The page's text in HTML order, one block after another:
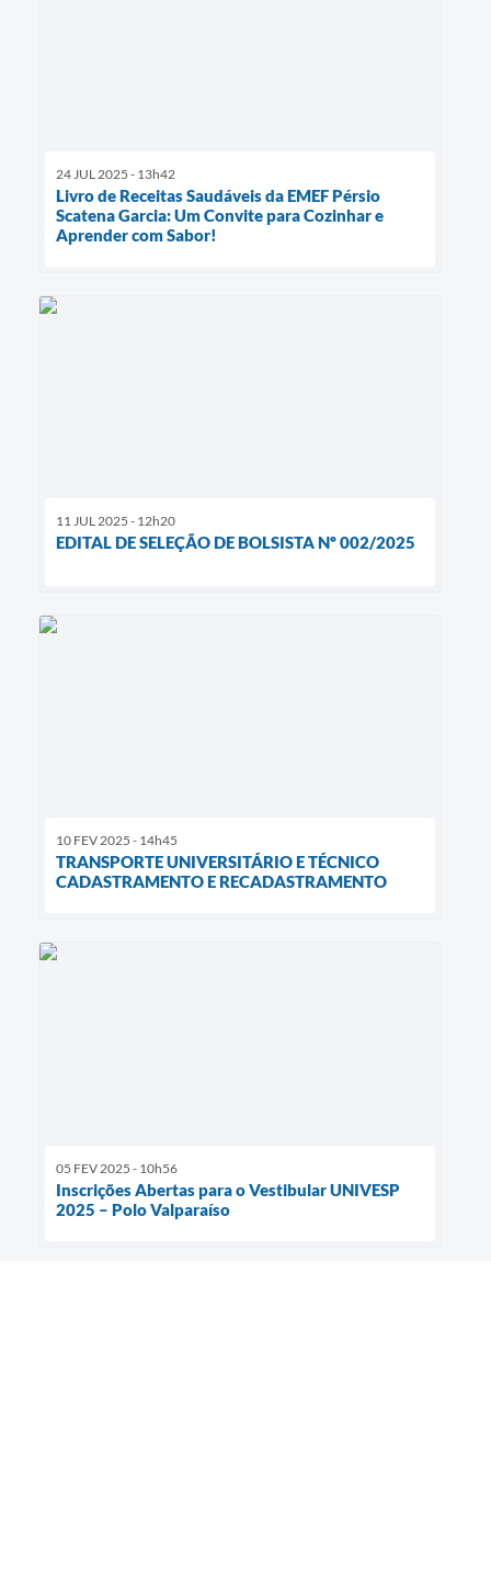
24 JUL 2025 - 13h42
Livro de Receitas Saudáveis da EMEF Pérsio
Scatena Garcia: Um Convite para Cozinhar e
Aprender com Sabor!
11 JUL 2025 - 12h20
EDITAL DE SELEÇÃO DE BOLSISTA Nº 002/2025
10 FEV 2025 - 14h45
TRANSPORTE UNIVERSITÁRIO E TÉCNICO
CADASTRAMENTO E RECADASTRAMENTO
05 FEV 2025 - 10h56
Inscrições Abertas para o Vestibular UNIVESP
2025 – Polo Valparaíso